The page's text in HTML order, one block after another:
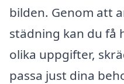
bilden. Genom att
städning kan du få
olika uppgifter,
passa just dina